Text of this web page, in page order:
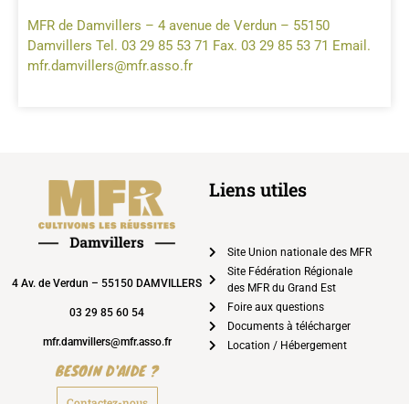
MFR de Damvillers – 4 avenue de Verdun – 55150
Damvillers Tel. 03 29 85 53 71 Fax. 03 29 85 53 71 Email.
mfr.damvillers@mfr.asso.fr
4 Av. de Verdun – 55150 DAMVILLERS
03 29 85 60 54
mfr.damvillers@mfr.asso.fr
BESOIN D'AIDE ?
Liens utiles
Site Union nationale des MFR
Site Fédération Régionale
des MFR du Grand Est
Foire aux questions
Documents à télécharger
Location / Hébergement